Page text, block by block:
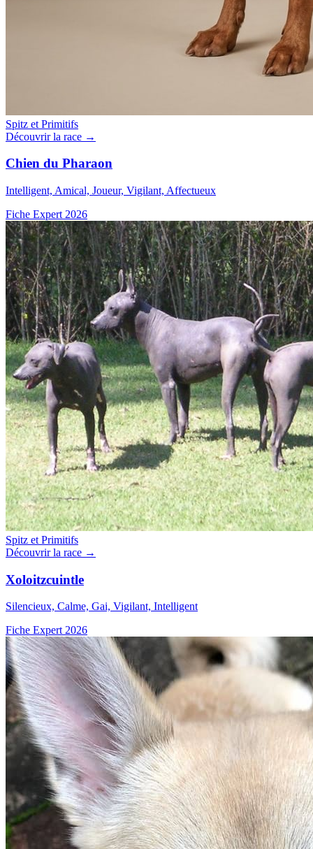
Spitz et Primitifs
Découvrir la race →
Chien du Pharaon
Intelligent, Amical, Joueur, Vigilant, Affectueux
Fiche Expert 2026
Spitz et Primitifs
Découvrir la race →
Xoloitzcuintle
Silencieux, Calme, Gai, Vigilant, Intelligent
Fiche Expert 2026